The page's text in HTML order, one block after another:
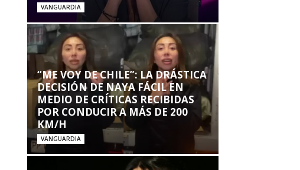
VANGUARDIA
“ME VOY DE CHILE”: LA DRÁSTICA
DECISIÓN DE NAYA FÁCIL EN
MEDIO DE CRÍTICAS RECIBIDAS
POR CONDUCIR A MÁS DE 200
KM/H
VANGUARDIA